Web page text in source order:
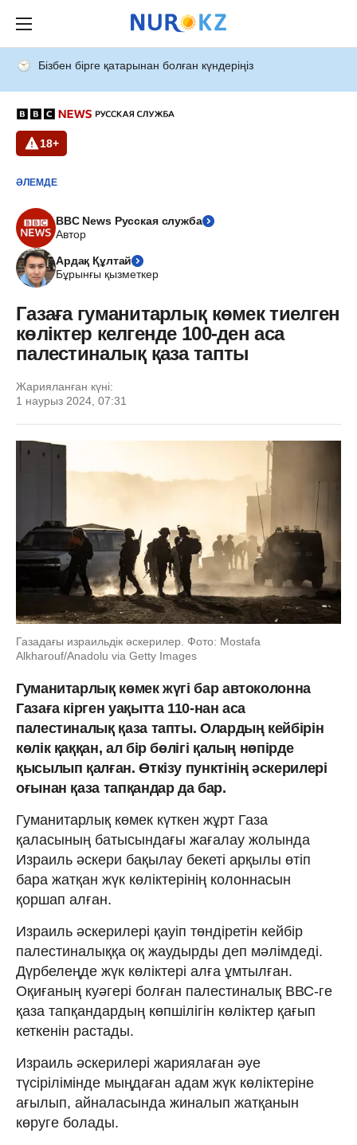
Бізбен бірге қатарынан болған күндеріңіз
18+
ӘЛЕМДЕ
BBC News Русская служба
Автор
Ардақ Құлтай
Бұрынғы қызметкер
Газаға гуманитарлық көмек тиелген
көліктер келгенде 100-ден аса
палестиналық қаза тапты
Жарияланған күні:
1 наурыз 2024, 07:31
Газадағы израильдік әскерилер. Фото: Mostafa
Alkharouf/Anadolu via Getty Images
Гуманитарлық көмек жүгі бар автоколонна
Газаға кірген уақытта 110-нан аса
палестиналық қаза тапты. Олардың кейбірін
көлік қаққан, ал бір бөлігі қалың нөпірде
қысылып қалған. Өткізу пунктінің әскерилері
оғынан қаза тапқандар да бар.
Гуманитарлық көмек күткен жұрт Газа
қаласының батысындағы жағалау жолында
Израиль әскери бақылау бекеті арқылы өтіп
бара жатқан жүк көліктерінің колоннасын
қоршап алған.
Израиль әскерилері қауіп төндіретін кейбір
палестиналыққа оқ жаудырды деп мәлімдеді.
Дүрбелеңде жүк көліктері алға ұмтылған.
Оқиғаның куәгері болған палестиналық ВВС-ге
қаза тапқандардың көпшілігін көліктер қағып
кеткенін растады.
Израиль әскерилері жариялаған әуе
түсірілімінде мыңдаған адам жүк көліктеріне
ағылып, айналасында жиналып жатқанын
көруге болады.